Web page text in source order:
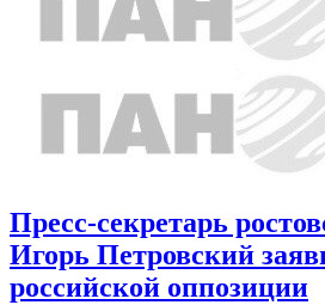
Пресс-секретарь
Игорь Петровский
российской оппозиции